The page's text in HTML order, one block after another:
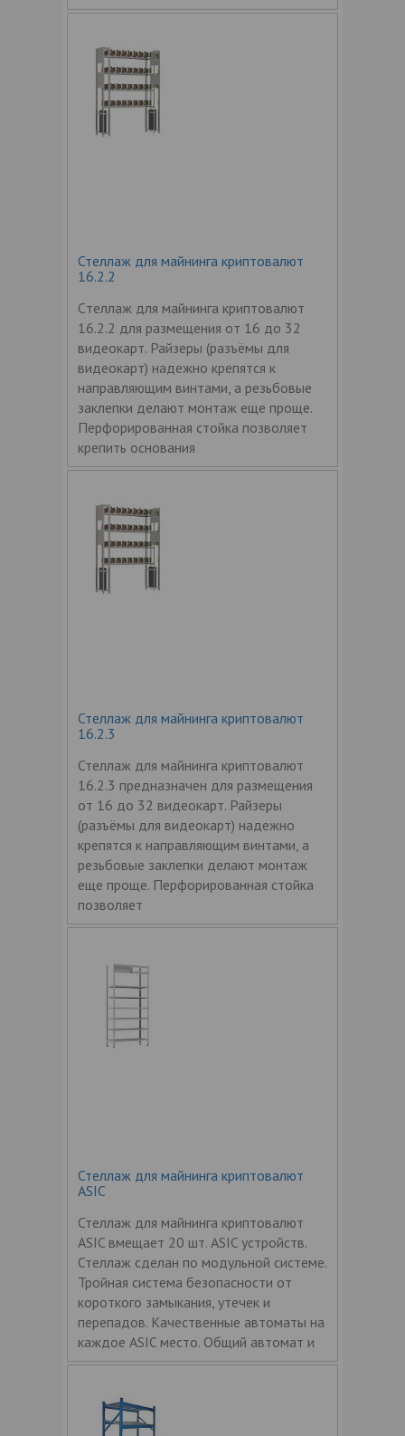
Стеллаж для майнинга криптовалют
16.2.2
Cтеллаж для майнинга криптовалют
16.2.2 для размещения от 16 до 32
видеокарт. Райзеры (разъёмы для
видеокарт) надежно крепятся к
направляющим винтами, а резьбовые
заклепки делают монтаж еще проще.
Перфорированная стойка позволяет
крепить основания
Стеллаж для майнинга криптовалют
16.2.3
Стеллаж для майнинга криптовалют
16.2.3 предназначен для размещения
от 16 до 32 видеокарт. Райзеры
(разъёмы для видеокарт) надежно
крепятся к направляющим винтами, а
резьбовые заклепки делают монтаж
еще проще. Перфорированная стойка
позволяет
Стеллаж для майнинга криптовалют
ASIC
Стеллаж для майнинга криптовалют
ASIC вмещает 20 шт. ASIC устройств.
Стеллаж сделан по модульной системе.
Тройная система безопасности от
короткого замыкания, утечек и
перепадов. Качественные автоматы на
каждое ASIC место. Общий автомат и